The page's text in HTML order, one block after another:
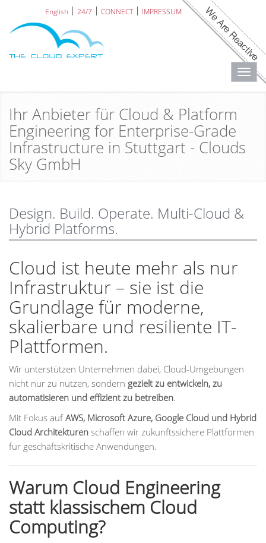
English 24/7 CONNECT IMPRESSUM
Ihr Anbieter für Cloud & Platform
Engineering for Enterprise-Grade
Infrastructure in Stuttgart - Clouds
Sky GmbH
Design. Build. Operate. Multi-Cloud &
Hybrid Platforms.
Cloud ist heute mehr als nur
Infrastruktur – sie ist die
Grundlage für moderne,
skalierbare und resiliente IT-
Plattformen.
Wir unterstützen Unternehmen dabei, Cloud-Umgebungen
nicht nur zu nutzen, sondern gezielt zu entwickeln, zu
automatisieren und effizient zu betreiben.
Mit Fokus aufAWS, Microsoft Azure, Google Cloud und Hybrid
Cloud Architekturen schaffen wir zukunftssichere Plattformen
für geschäftskritische Anwendungen.
Warum Cloud Engineering
statt klassischem Cloud
Computing?